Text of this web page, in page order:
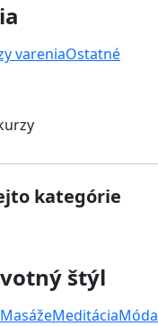
vareniaOstatné
kategórie
štýl
MasážeMeditáciaMóda